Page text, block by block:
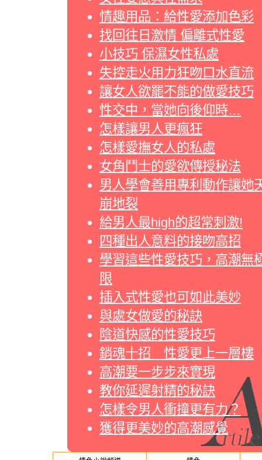
情趣用品：給性愛添加色彩
找回往日激情 偏離式性愛
小技巧 保濕女性私處
失控走火用力狂吻口水直流
讓女人欲罷不能的做愛技巧
性交中，當她向後仰時…
怎樣讓男人更瘋狂
怎樣愛撫女人的私處
女角鬥士的愛欲傳授秘法
男人學會善用專利動作讓她
崩地裂
給男人最high的超常刺激!
四種出人意料的接吻高招
學習這些性愛技巧，高潮無
限
插入式性愛也可如此美妙
與處女做愛的秘訣
陰道快感的性愛技巧
銷魂十招 性愛更上一層樓
高潮要一步步來實現
教你延遲射精的秘訣
怎樣令男人衝撞更有力？
獲得更美妙的高潮感覺